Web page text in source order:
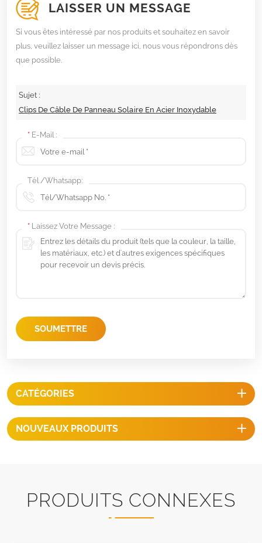
LAISSER UN MESSAGE
Si vous êtes intéressé par nos produits et souhaitez en savoir
plus, veuillez laisser un message ici, nous vous répondrons dès
que possible.
Sujet :
Clips De Câble De Panneau Solaire En Acier Inoxydable
* E-Mail :
Tél /Whatsapp:
* Laissez Votre Message :
SOUMETTRE
CATÉGORIES
NOUVEAUX PRODUITS
PRODUITS CONNEXES